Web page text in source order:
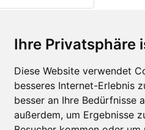
Ihre Privatsphäre
Diese Website verwendet
besseres Internet-Erlebnis
besser an Ihre Bedürfnisse
außerdem, um Ergebnisse
Контакты
Оставить отзыв
Сообщить об ошибке